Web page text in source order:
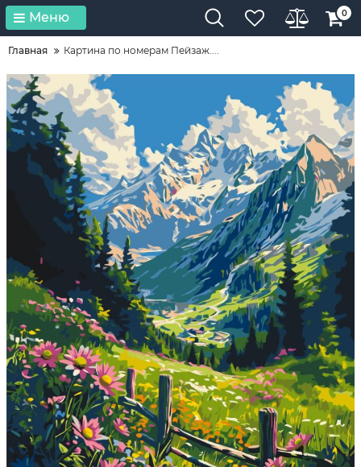
Меню 0
Главная Картина по номерам Пейзаж....